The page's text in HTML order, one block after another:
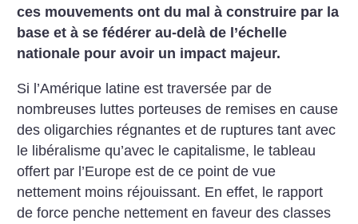
ces mouvements ont du mal à construire par la
base et à se fédérer au-delà de l’échelle
nationale pour avoir un impact majeur.
Si l’Amérique latine est traversée par de
nombreuses luttes porteuses de remises en cause
des oligarchies régnantes et de ruptures tant avec
le libéralisme qu’avec le capitalisme, le tableau
offert par l’Europe est de ce point de vue
nettement moins réjouissant. En effet, le rapport
de force penche nettement en faveur des classes